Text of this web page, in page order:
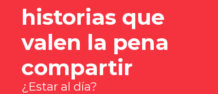
historias que
valen la pena
compartir
¿Estar al día?